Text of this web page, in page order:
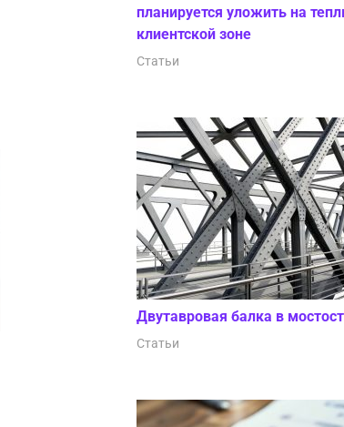
планируется уложить на
клиентской зоне
Статьи
Двутавровая балка в
Статьи